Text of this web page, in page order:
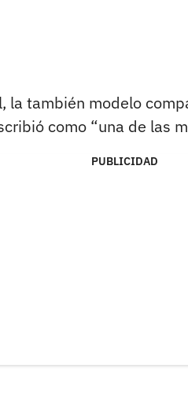
la también modelo
como “una de las
PUBLICIDAD